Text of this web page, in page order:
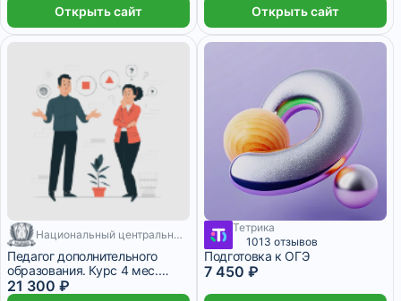
Открыть сайт Открыть сайт
Национальный центральный институт развития дополнительного образования
Педагог дополнительного
образования. Курс 4 мес.
Диплом!
21 300 ₽
7 450 ₽/мес
Тетрика
1013 отзывов
Подготовка к ОГЭ
7 450 ₽